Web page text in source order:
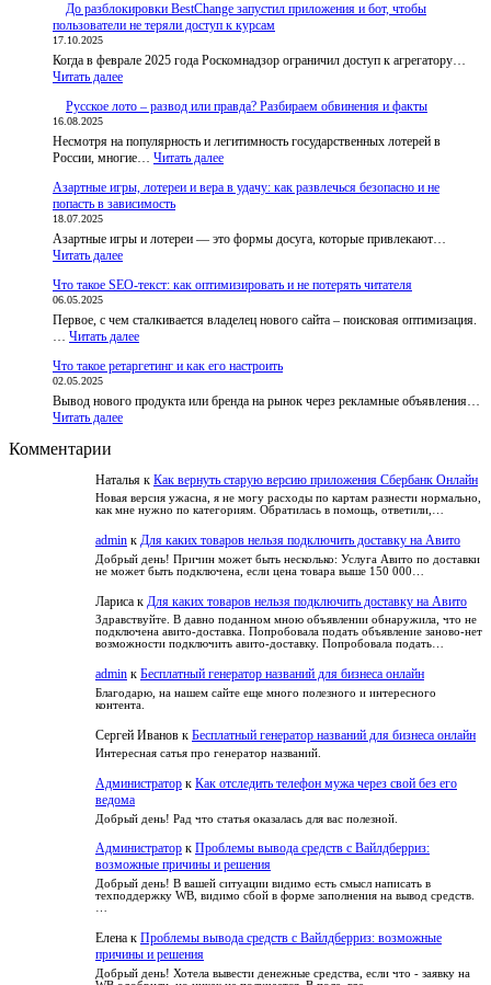
До разблокировки BestChange запустил приложения и бот, чтобы
пользователи не теряли доступ к курсам
17.10.2025
Когда в феврале 2025 года Роскомнадзор ограничил доступ к агрегатору…
Читать далее:
разблокировки
запустил
приложения
бот,
чтобы
не
теряли
к
Русское лото – развод или правда? Разбираем обвинения и факты
16.08.2025
Несмотря на популярность и легитимность государственных лотерей в
России, многие… Читать далее:
лото
или
обвинения
факты
Азартные игры, лотереи и вера в удачу: как развлечься безопасно и не
попасть в зависимость
18.07.2025
Азартные игры и лотереи — это формы досуга, которые привлекают…
Читать далее:
игры,
и
вера
удачу:
развлечься
безопасно
в
зависимость
Что такое SEO-текст: как оптимизировать и не потерять читателя
06.05.2025
Первое, с чем сталкивается владелец нового сайта – поисковая оптимизация.
Читать далее:
такое
текст:
потерять
читателя
Что такое ретаргетинг и как его настроить
02.05.2025
Вывод нового продукта или бренда на рынок через рекламные объявления…
Читать далее:
и
как
его
Комментарии
Наталья к Как вернуть старую версию приложения Сбербанк Онлайн
Новая версия ужасна, я не могу расходы по картам разнести нормально,
как мне нужно по категориям. Обратилась в помощь, ответили,…
admin к Для каких товаров нельзя подключить доставку на Авито
Добрый день! Причин может быть несколько: Услуга Авито по доставки
не может быть подключена, если цена товара выше 150 000…
Лариса к Для каких товаров нельзя подключить доставку на Авито
Здравствуйте. В давно поданном мною объявлении обнаружила, что не
подключена авито-доставка. Попробовала подать объявление заново-нет
возможности подключить авито-доставку. Попробовала подать…
admin к Бесплатный генератор названий для бизнеса онлайн
Благодарю, на нашем сайте еще много полезного и интересного
контента.
Сергей Иванов к Бесплатный генератор названий для бизнеса онлайн
Интересная сатья про генератор названий.
Администратор к Как отследить телефон мужа через свой без его
ведома
Добрый день! Рад что статья оказалась для вас полезной.
Администратор к Проблемы вывода средств с Вайлдберриз:
возможные причины и решения
Добрый день! В вашей ситуации видимо есть смысл написать в
техподдержку WB, видимо сбой в форме заполнения на вывод средств.
Елена к Проблемы вывода средств с Вайлдберриз: возможные
причины и решения
Добрый день! Хотела вывести денежные средства, если что - заявку на